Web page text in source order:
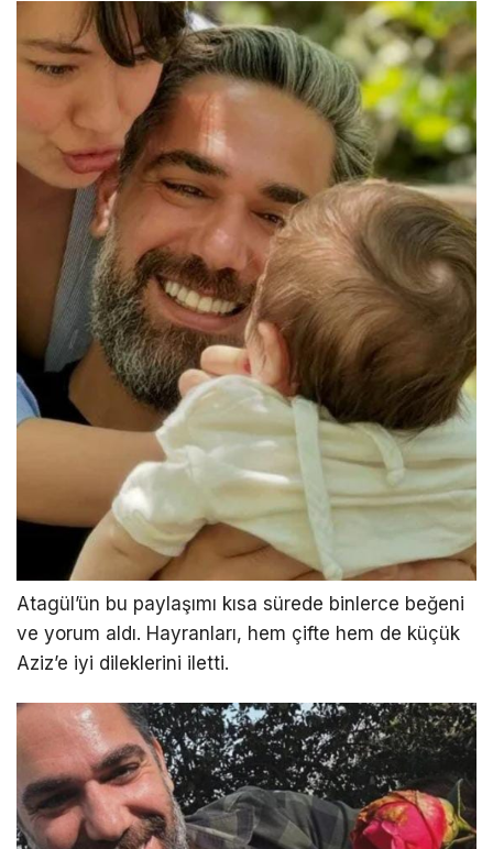
Atagül’ün bu paylaşımı kısa sürede binlerce beğeni
ve yorum aldı. Hayranları, hem çifte hem de küçük
Aziz’e iyi dileklerini iletti.